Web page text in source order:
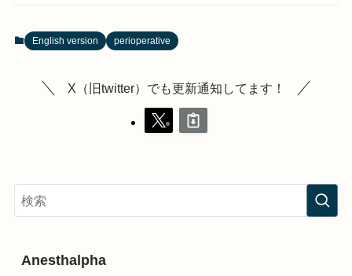
English version perioperative
X（旧twitter）でも更新通知してます！
Anesthalpha